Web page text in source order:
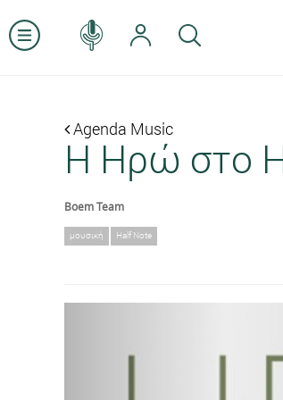
Agenda Music
H Ηρώ στο
Boem Team
μουσική Half Note